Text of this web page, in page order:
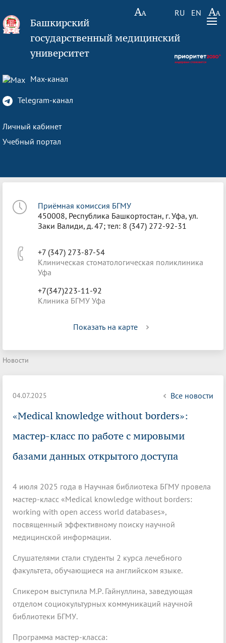
RU EN
Башкирский
государственный медицинский
университет
Max-канал
Telegram-канал
Личный кабинет
Учебный портал
Приёмная комиссия БГМУ
450008, Республика Башкортостан, г. Уфа, ул.
Заки Валиди, д. 47; тел: 8 (347) 272-92-31
+7 (347) 273-87-54
Клиническая стоматологическая поликлиника
Уфа
+7(347)223-11-92
Клиника БГМУ Уфа
Показать на карте
Новости
04.07.2025 Все новости
«Medical knowledge without borders»:
мастер-класс по работе с мировыми
базами данных открытого доступа
4 июля 2025 года в Научная библиотека БГМУ провела
мастер-класс «Medical knowledge without borders:
working with open access world databases»,
посвященный эффективному поиску научной
медицинской информации.
Слушателями стали студенты 2 курса лечебного
факультета, обучающиеся на английском языке.
Спикером выступила М.Р. Гайнуллина, заведующая
отделом социокультурных коммуникаций научной
библиотеки БГМУ.
Программа мастер-класса: